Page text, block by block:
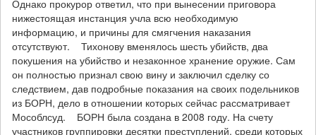
Однако прокурор ответил, что при вынесении приговора
нижестоящая инстанция учла всю необходимую
информацию, и причины для смягчения наказания
отсутствуют. Тихонову вменялось шесть убийств, два
покушения на убийство и незаконное хранение оружие. Сам
он полностью признал свою вину и заключил сделку со
следствием, дав подробные показания на своих подельников
из БОРН, дело в отношении которых сейчас рассматривает
Мособлсуд. БОРН была создана в 2008 году. На счету
участников группировки десятки преступлений, среди которых